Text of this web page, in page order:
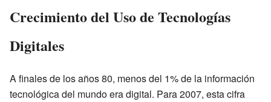
Crecimiento del Uso de Tecnologías
Digitales
A finales de los años 80, menos del 1% de la información
tecnológica del mundo era digital. Para 2007, esta cifra